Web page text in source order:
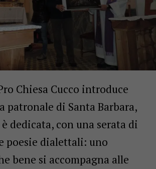
Chiesa Cucco introduce
patronale di Santa Barbara,
dedicata, con una serata di
poesie dialettali: uno
bene si accompagna alle